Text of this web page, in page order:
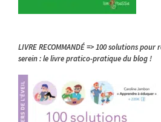
LIVRE RECOMMANDÉ => 100 solutions
serein : le livre pratico-pratique du blog !